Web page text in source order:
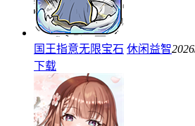
国王指意无限宝石 休闲益智
下载